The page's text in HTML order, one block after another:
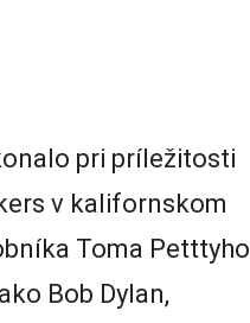
pri príležitosti
v kalifornskom
Toma Petttyho
Bob Dylan,